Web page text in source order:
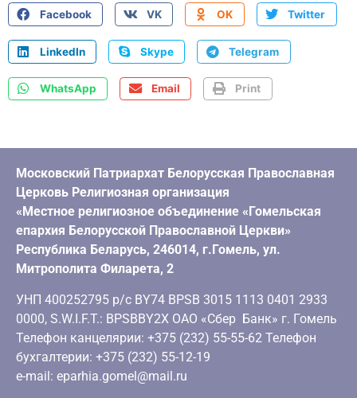
Facebook VK OK Twitter
LinkedIn Skype Telegram
WhatsApp Email Print
Московский Патриархат Белорусская Православная
Церковь Религиозная организация
«Местное религиозное объединение «Гомельская
епархия Белорусской Православной Церкви»
Республика Беларусь, 246014, г.Гомель, ул.
Митрополита Филарета, 2
УНП 400252795 р/с BY74 BPSB 3015 1113 0401 2933
0000, S.W.I.F.T.: BPSBBY2X ОАО «Сбер Банк» г. Гомель
Телефон канцелярии: +375 (232) 55-55-62 Телефон
бухгалтерии: +375 (232) 55-12-19
e-mail: eparhia.gomel@mail.ru